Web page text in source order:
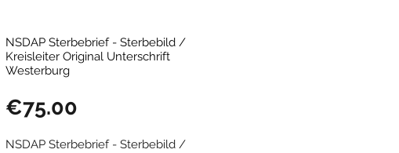
NSDAP Sterbebrief - Sterbebild /
Kreisleiter Original Unterschrift
Westerburg
€75.00
NSDAP Sterbebrief - Sterbebild /